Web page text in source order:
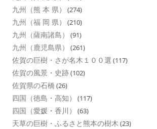
九州（熊 本 県） (274)
九州（福 岡 県） (210)
九州（薩南諸島） (91)
九州（鹿児島県） (261)
佐賀の巨樹・さが名木１００選 (117)
佐賀の風景・史跡(102)
佐賀県の石橋 (26)
四国（徳島・高知） (117)
四国（愛媛・香川） (63)
天草の巨樹・ふるさと熊本の樹木 (23)